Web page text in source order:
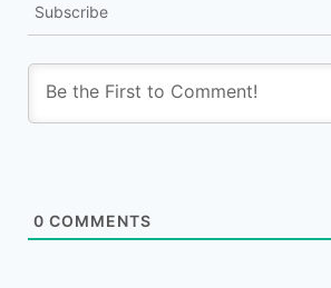
Subscribe
0 COMMENTS